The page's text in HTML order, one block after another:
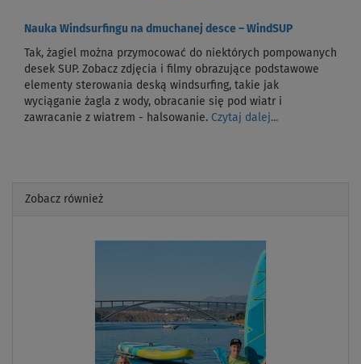
Nauka Windsurfingu na dmuchanej desce – WindSUP
Tak, żagiel można przymocować do niektórych pompowanych
desek SUP. Zobacz zdjęcia i filmy obrazujące podstawowe
elementy sterowania deską windsurfing, takie jak
wyciąganie żagla z wody, obracanie się pod wiatr i
zawracanie z wiatrem - halsowanie. Czytaj dalej...
Zobacz również